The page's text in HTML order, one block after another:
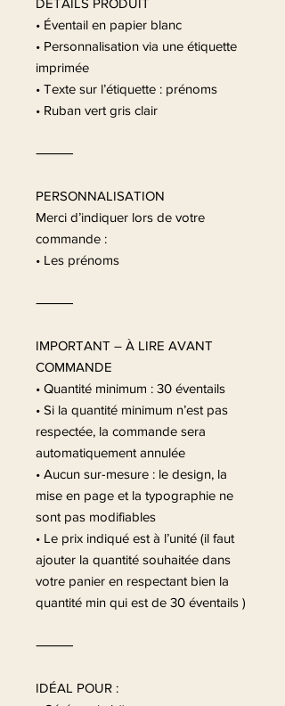
DÉTAILS PRODUIT
• Éventail en papier blanc
• Personnalisation via une étiquette
imprimée
• Texte sur l’étiquette : prénoms
• Ruban vert gris clair
⸻
PERSONNALISATION
Merci d’indiquer lors de votre
commande :
• Les prénoms
⸻
IMPORTANT – À LIRE AVANT
COMMANDE
• Quantité minimum : 30 éventails
• Si la quantité minimum n’est pas
respectée, la commande sera
automatiquement annulée
• Aucun sur-mesure : le design, la
mise en page et la typographie ne
sont pas modifiables
• Le prix indiqué est à l’unité (il faut
ajouter la quantité souhaitée dans
votre panier en respectant bien la
quantité min qui est de 30 éventails )
⸻
IDÉAL POUR :